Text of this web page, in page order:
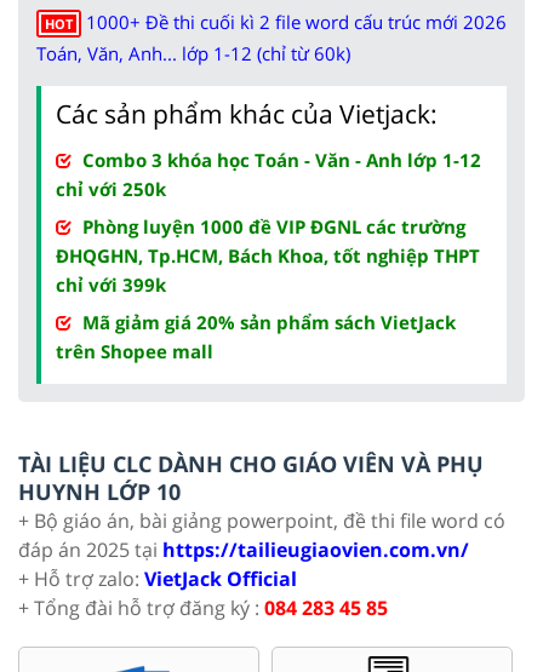
HOT
1000+ Đề thi cuối kì 2 file word cấu trúc mới 2026
Toán, Văn, Anh... lớp 1-12 (chỉ từ 60k)
Các sản phẩm khác của Vietjack:
Combo 3 khóa học Toán - Văn - Anh lớp 1-12
chỉ với 250k
Phòng luyện 1000 đề VIP ĐGNL các trường
ĐHQGHN, Tp.HCM, Bách Khoa, tốt nghiệp THPT
chỉ với 399k
Mã giảm giá 20% sản phẩm sách VietJack
trên Shopee mall
TÀI LIỆU CLC DÀNH CHO GIÁO VIÊN VÀ PHỤ
HUYNH LỚP 10
+ Bộ giáo án, bài giảng powerpoint, đề thi file word có
đáp án 2025 tại https://tailieugiaovien.com.vn/
+ Hỗ trợ zalo: VietJack Official
+ Tổng đài hỗ trợ đăng ký : 084 283 45 85